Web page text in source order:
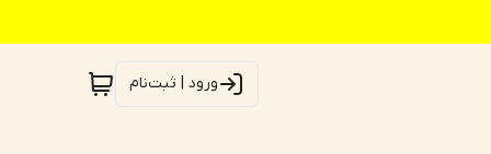
ورود | ثبت‌نام